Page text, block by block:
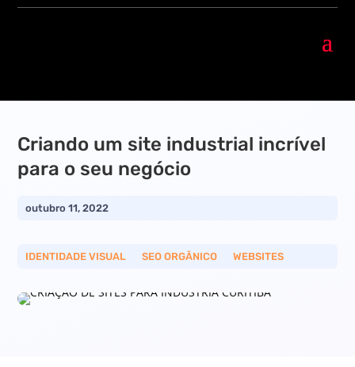
Criando um site industrial incrível
para o seu negócio
outubro 11, 2022
IDENTIDADE VISUAL __SEO ORGÂNICO __WEBSITES